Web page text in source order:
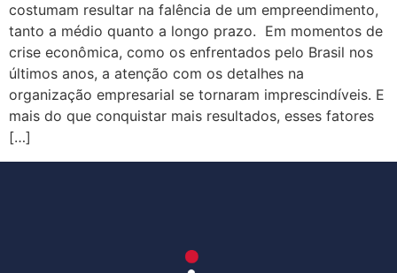
costumam resultar na falência de um empreendimento,
tanto a médio quanto a longo prazo. Em momentos de
crise econômica, como os enfrentados pelo Brasil nos
últimos anos, a atenção com os detalhes na
organização empresarial se tornaram imprescindíveis. E
mais do que conquistar mais resultados, esses fatores
[…]